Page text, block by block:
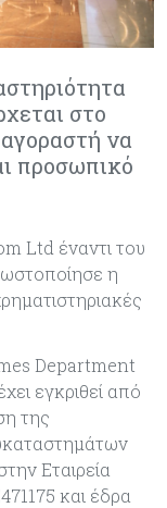
στο
να
προσωπικό
Ltd έναντι του
η
Department
εγκριθεί από
της
Εταιρεία
και έδρα